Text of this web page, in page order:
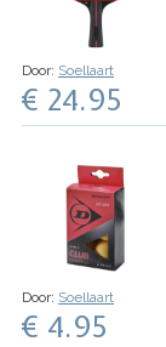
Door: Soellaart
€ 24.95
Door: Soellaart
€ 4.95